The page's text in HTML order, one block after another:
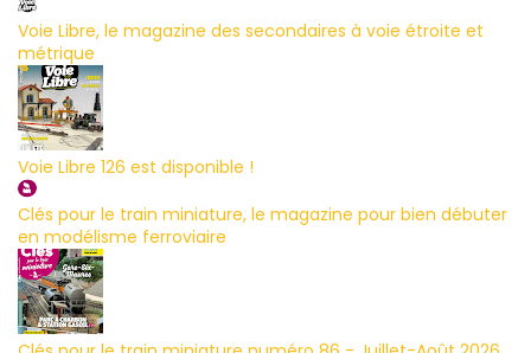
Voie Libre, le magazine des secondaires à voie étroite et
métrique
Voie Libre 126 est disponible !
Clés pour le train miniature, le magazine pour bien débuter
en modélisme ferroviaire